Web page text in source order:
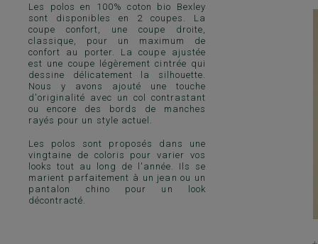
Les polos en 100% coton bio Bexley
sont disponibles en 2 coupes. La
coupe confort, une coupe droite,
classique, pour un maximum de
confort au porter. La coupe ajustée
est une coupe légèrement cintrée qui
dessine délicatement la silhouette.
Nous y avons ajouté une touche
d'originalité avec un col contrastant
ou encore des bords de manches
rayés pour un style actuel.
Les polos sont proposés dans une
vingtaine de coloris pour varier vos
looks tout au long de l'année. Ils se
marient parfaitement à un jean ou un
pantalon chino pour un look
décontracté.